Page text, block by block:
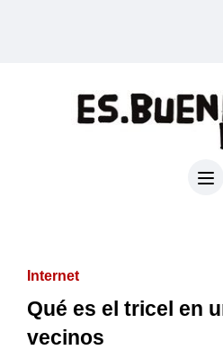
Internet
Qué es el tricel en
vecinos